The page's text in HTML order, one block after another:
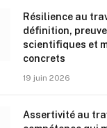
Résilience au
définition,
scientifiques et
concrets
19 juin 2026
Assertivité au